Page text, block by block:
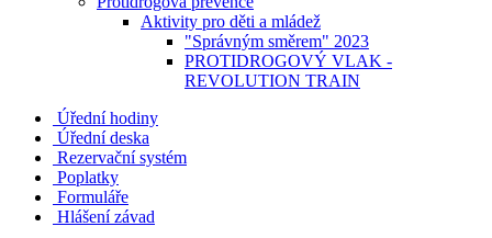
Aktivity pro děti a mládež
"Správným směrem" 2023
PROTIDROGOVÝ VLAK -
REVOLUTION TRAIN
Úřední hodiny
Úřední deska
Rezervační systém
Poplatky
Formuláře
Hlášení závad